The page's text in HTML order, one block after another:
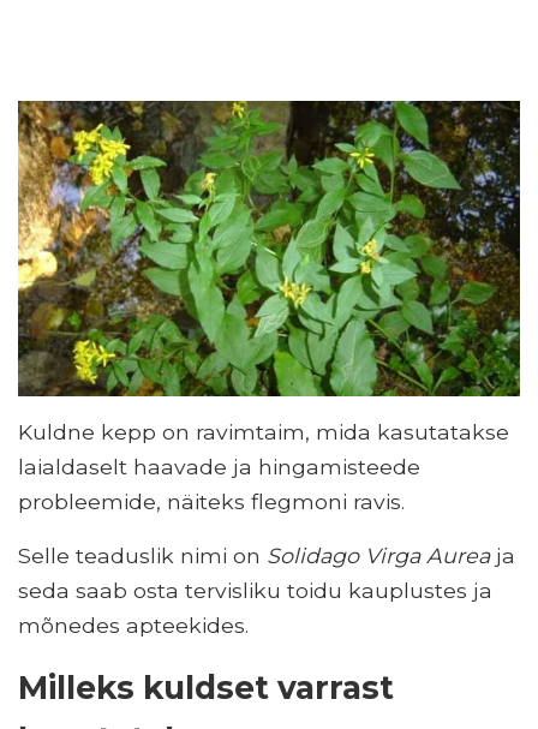
Kuldne kepp on ravimtaim, mida kasutatakse
laialdaselt haavade ja hingamisteede
probleemide, näiteks flegmoni ravis.
Selle teaduslik nimi on Solidago Virga Aureaja
seda saab osta tervisliku toidu kauplustes ja
mõnedes apteekides.
Milleks kuldset varrast